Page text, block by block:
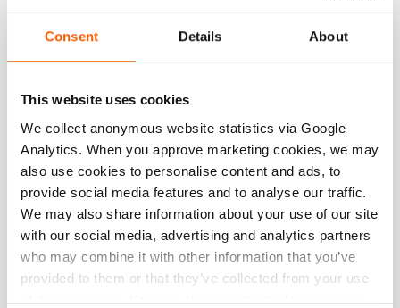
Consent Details About
This website uses cookies
We collect anonymous website statistics via Google
Analytics. When you approve marketing cookies, we may
also use cookies to personalise content and ads, to
provide social media features and to analyse our traffic.
We may also share information about your use of our site
with our social media, advertising and analytics partners
who may combine it with other information that you’ve
provided to them or that they’ve collected from your use
of their services. You can change your preferences via
model HPL110
Functies
Snel en eenvoudig op te stellen
Koppel aan één kant van het voertuig een ketting of
spanband aan de kettingadapter. Herhaal dezelfde
opstelling aan de andere kant om een mand te maken
om het voertuig in op te tillen.